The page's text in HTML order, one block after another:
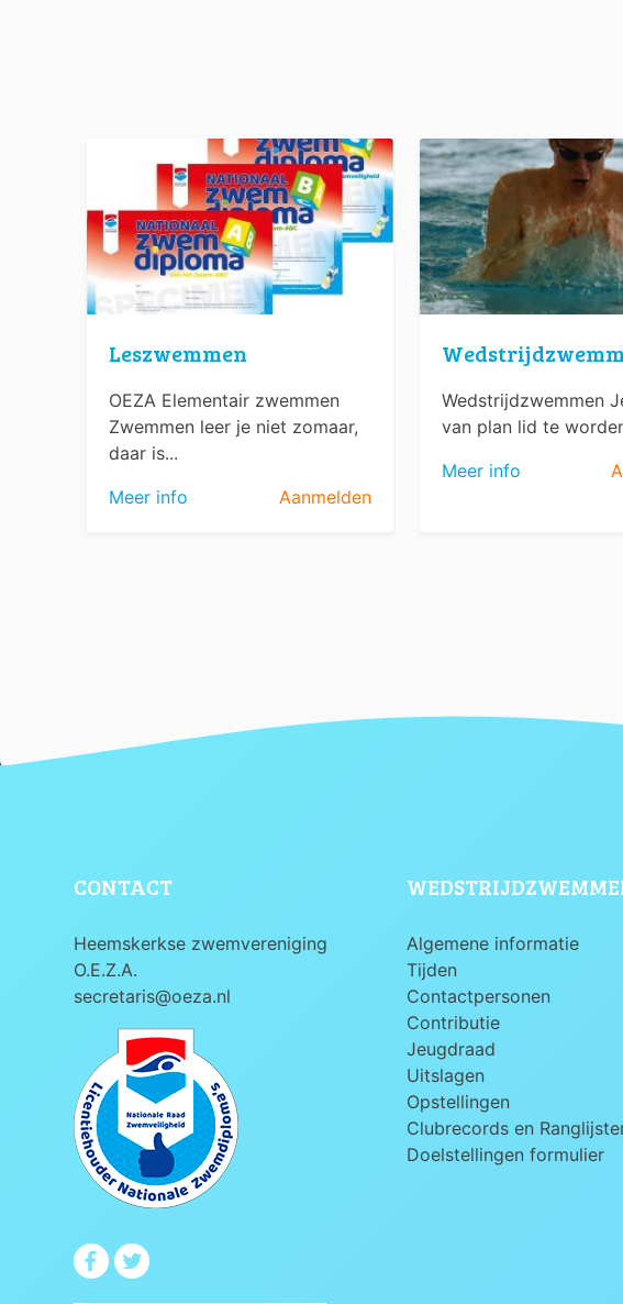
Leszwemmen
OEZA Elementair zwemmen
Zwemmen leer je niet zomaar,
daar is...
Meer info
Aanmelden
Wedstrijdzwemmen
van plan lid te
Meer info
CONTACT
Heemskerkse zwemvereniging
O.E.Z.A.
secretaris@oeza.nl
Algemene informatie
Tijden
Contactpersonen
Contributie
Jeugdraad
Uitslagen
Opstellingen
Clubrecords en
Doelstellingen formulier